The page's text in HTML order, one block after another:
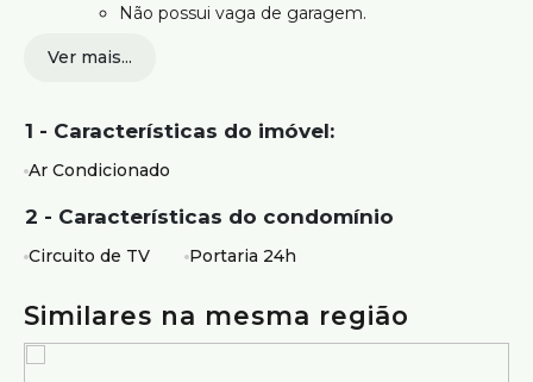
Não possui vaga de garagem.
Estrutura da Casa:
6 Elevadores;
Fácil acesso a Avenida Afonso Pena e Avenida
Brasil.
Bemdito, Farmácia popular e Drogaria
MaxMed.
Os preços e informações poderão sofrer mudanças
Ver mais...
1 - Características do imóvel:
Ar Condicionado
2 - Características do condomínio
Circuito de TV Portaria 24h
Similares na mesma região